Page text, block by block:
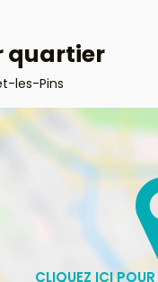
quartier
les-Pins